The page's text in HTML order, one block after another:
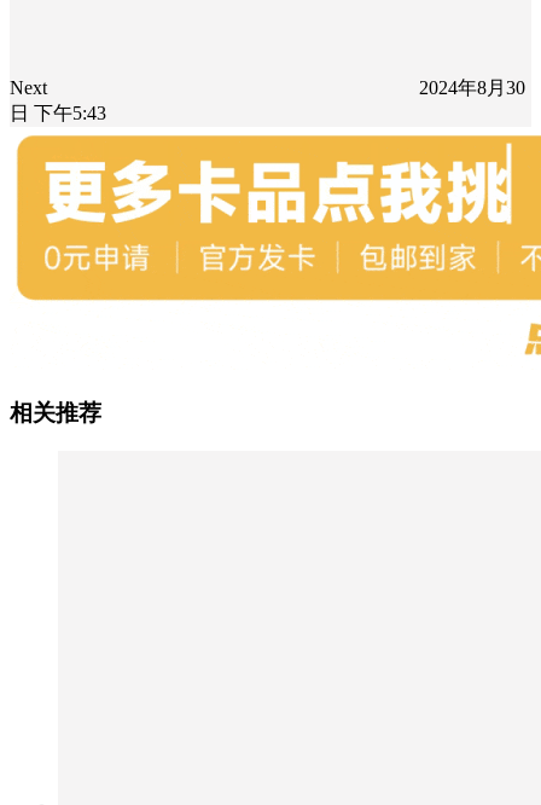
Next
2024年8月30
日 下午5:43
相关推荐